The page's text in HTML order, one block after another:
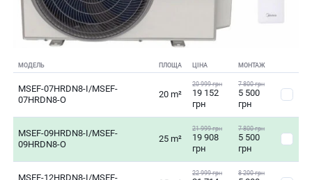
МОДЕЛЬ ПЛОЩА ЦІНА МОНТАЖ
MSEF-07HRDN8-I/MSEF-
07HRDN8-O
20 m²
20 999 грн
19 152
грн
7 800 грн
5 500
грн
MSEF-09HRDN8-I/MSEF-
09HRDN8-O
25 m²
21 999 грн
19 908
грн
7 800 грн
5 500
грн
MSEF-12HRDN8-I/MSEF-
22 999 грн 8 200 грн